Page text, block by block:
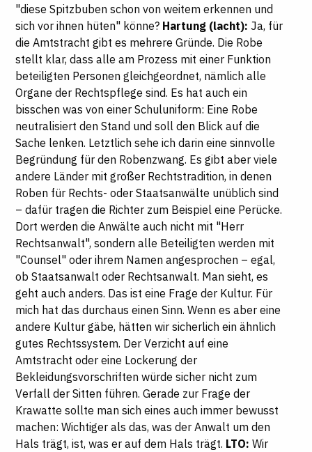
"diese Spitzbuben schon von weitem erkennen und
sich vor ihnen hüten" könne? Hartung (lacht): Ja, für
die Amtstracht gibt es mehrere Gründe. Die Robe
stellt klar, dass alle am Prozess mit einer Funktion
beteiligten Personen gleichgeordnet, nämlich alle
Organe der Rechtspflege sind. Es hat auch ein
bisschen was von einer Schuluniform: Eine Robe
neutralisiert den Stand und soll den Blick auf die
Sache lenken. Letztlich sehe ich darin eine sinnvolle
Begründung für den Robenzwang. Es gibt aber viele
andere Länder mit großer Rechtstradition, in denen
Roben für Rechts- oder Staatsanwälte unüblich sind
– dafür tragen die Richter zum Beispiel eine Perücke.
Dort werden die Anwälte auch nicht mit "Herr
Rechtsanwalt", sondern alle Beteiligten werden mit
"Counsel" oder ihrem Namen angesprochen – egal,
ob Staatsanwalt oder Rechtsanwalt. Man sieht, es
geht auch anders. Das ist eine Frage der Kultur. Für
mich hat das durchaus einen Sinn. Wenn es aber eine
andere Kultur gäbe, hätten wir sicherlich ein ähnlich
gutes Rechtssystem. Der Verzicht auf eine
Amtstracht oder eine Lockerung der
Bekleidungsvorschriften würde sicher nicht zum
Verfall der Sitten führen. Gerade zur Frage der
Krawatte sollte man sich eines auch immer bewusst
machen: Wichtiger als das, was der Anwalt um den
Hals trägt, ist, was er auf dem Hals trägt. LTO: Wir